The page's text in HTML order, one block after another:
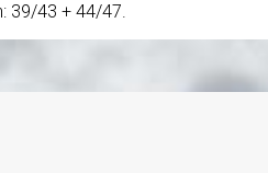
39/43 + 44/47.